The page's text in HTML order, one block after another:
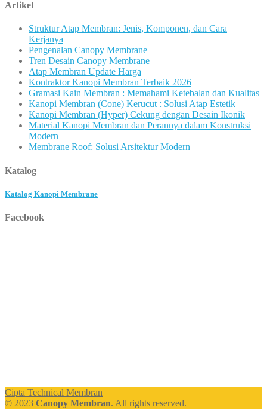
Artikel
Struktur Atap Membran: Jenis, Komponen, dan Cara
Kerjanya
Pengenalan Canopy Membrane
Tren Desain Canopy Membrane
Atap Membran Update Harga
Kontraktor Kanopi Membran Terbaik 2026
Gramasi Kain Membran : Memahami Ketebalan dan Kualitas
Kanopi Membran (Cone) Kerucut : Solusi Atap Estetik
Kanopi Membran (Hyper) Cekung dengan Desain Ikonik
Material Kanopi Membran dan Perannya dalam Konstruksi
Modern
Membrane Roof: Solusi Arsitektur Modern
Katalog
Katalog Kanopi Membrane
Facebook
Cipta Technical Membran
© 2023 Canopy Membran. All rights reserved.